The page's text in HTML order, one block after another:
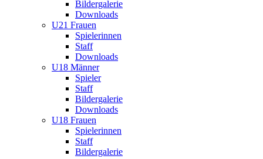
Bildergalerie
Downloads
U21 Frauen
Spielerinnen
Staff
Downloads
U18 Männer
Spieler
Staff
Bildergalerie
Downloads
U18 Frauen
Spielerinnen
Staff
Bildergalerie